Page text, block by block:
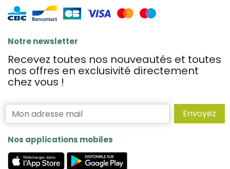
Notre newsletter
Recevez toutes nos nouveautés et toutes
nos offres en exclusivité directement
chez vous !
Envoyez
Nos applications mobiles